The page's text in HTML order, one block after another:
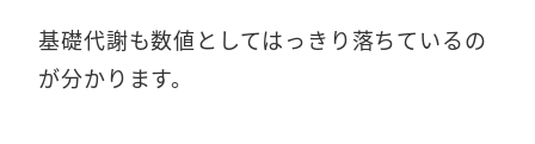
基礎代謝も数値としてはっきり落ちているの
が分かります。